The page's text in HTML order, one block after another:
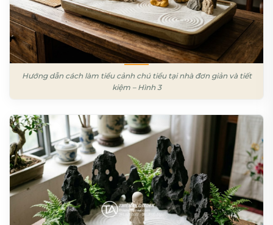
Hướng dẫn cách làm tiểu cảnh chú tiểu tại nhà đơn giản và tiết
kiệm – Hình 3